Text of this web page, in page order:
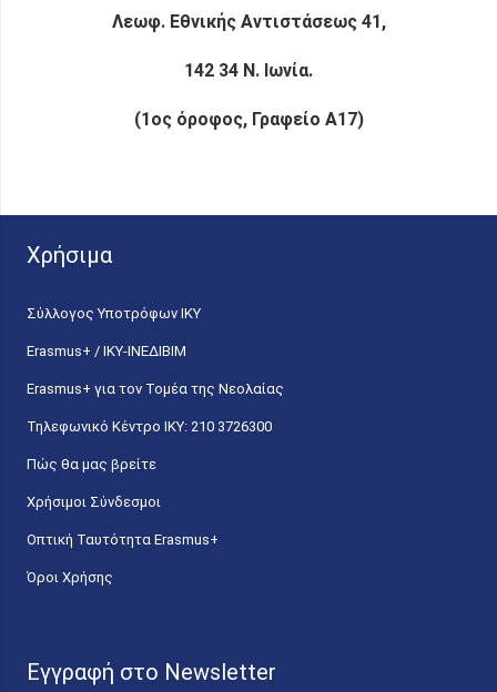
Λεωφ. Εθνικής Αντιστάσεως 41,
142 34 Ν. Ιωνία.
(1ος όροφος, Γραφείο Α17)
Χρήσιμα
Σύλλογος Υποτρόφων ΙΚΥ
Erasmus+ / ΙΚΥ-ΙΝΕΔΙΒΙΜ
Erasmus+ για τον Τομέα της Νεολαίας
Τηλεφωνικό Κέντρο IKY: 210 3726300
Πώς θα μας βρείτε
Χρήσιμοι Σύνδεσμοι
Οπτική Ταυτότητα Erasmus+
Όροι Χρήσης
Εγγραφή στο Newsletter